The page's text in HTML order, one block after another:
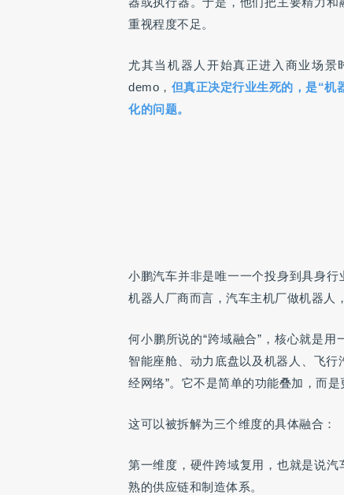
重视程度不足。
尤其当机器人开始真正进入商业场景
demo， 但真正决定行业生死的，是“机
化的问题。
小鹏汽车并非是唯一一个投身到具身
机器人厂商而言，汽车主机厂做机器人
何小鹏所说的“跨域融合”，核心就是
智能座舱、动力底盘以及机器人、飞行
经网络”。它不是简单的功能叠加，而是
这可以被拆解为三个维度的具体融合：
第一维度，硬件跨域复用，也就是说
熟的供应链和制造体系。